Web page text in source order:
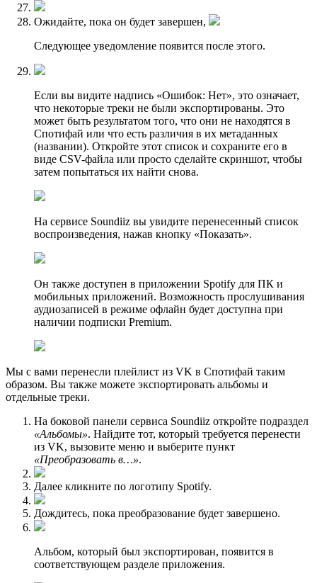
Ожидайте, пока он будет завершен,
Следующее уведомление появится после этого.
Если вы видите надпись «Ошибок: Нет», это означает,
что некоторые треки не были экспортированы. Это
может быть результатом того, что они не находятся в
Спотифай или что есть различия в их метаданных
(названии). Откройте этот список и сохраните его в
виде CSV-файла или просто сделайте скриншот, чтобы
затем попытаться их найти снова.
На сервисе Soundiiz вы увидите перенесенный список
воспроизведения, нажав кнопку «Показать».
Он также доступен в приложении Spotify для ПК и
мобильных приложений. Возможность прослушивания
аудиозаписей в режиме офлайн будет доступна при
наличии подписки Premium.
Мы с вами перенесли плейлист из VK в Спотифай таким
образом. Вы также можете экспортировать альбомы и
отдельные треки.
На боковой панели сервиса Soundiiz откройте подраздел
«Альбомы». Найдите тот, который требуется перенести
из VK, вызовите меню и выберите пункт
«Преобразовать в…».
Далее кликните по логотипу Spotify.
Дождитесь, пока преобразование будет завершено.
Альбом, который был экспортирован, появится в
соответствующем разделе приложения.